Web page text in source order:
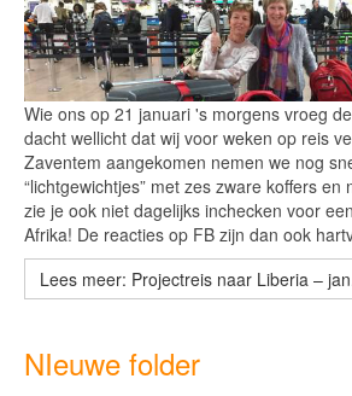
Wie ons op 21 januari 's morgens vroeg
dacht wellicht dat wij voor weken op reis
Zaventem aangekomen nemen we nog
“lichtgewichtjes” met zes zware koffers
zie je ook niet dagelijks inchecken voor
Afrika! De reacties op FB zijn dan ook
Lees meer: Projectreis naar Liberia –
NIeuwe folder